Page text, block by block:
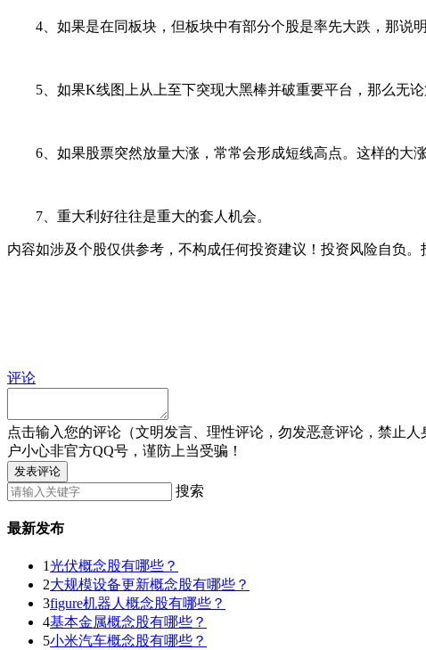
4、如果是在同板块，但板块中有部分个股是率先大跌，那说明
5、如果K线图上从上至下突现大黑棒并破重要平台，那么无论
6、如果股票突然放量大涨，常常会形成短线高点。这样的大涨
7、重大利好往往是重大的套人机会。
内容如涉及个股仅供参考，不构成任何投资建议！投资风险自负。
评论
点击输入您的评论（文明发言、理性评论，勿发恶意评论，禁止人
户小心非官方QQ号，谨防上当受骗！
发表评论
搜索
最新发布
1光伏概念股有哪些？
2大规模设备更新概念股有哪些？
3figure机器人概念股有哪些？
4基本金属概念股有哪些？
5小米汽车概念股有哪些？